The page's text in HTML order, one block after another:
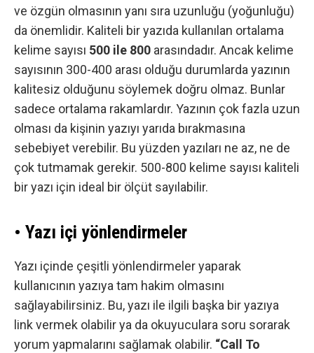
ve özgün olmasının yanı sıra uzunluğu (yoğunluğu)
da önemlidir. Kaliteli bir yazıda kullanılan ortalama
kelime sayısı 500 ile 800 arasındadır. Ancak kelime
sayısının 300-400 arası olduğu durumlarda yazının
kalitesiz olduğunu söylemek doğru olmaz. Bunlar
sadece ortalama rakamlardır. Yazının çok fazla uzun
olması da kişinin yazıyı yarıda bırakmasına
sebebiyet verebilir. Bu yüzden yazıları ne az, ne de
çok tutmamak gerekir. 500-800 kelime sayısı kaliteli
bir yazı için ideal bir ölçüt sayılabilir.
• Yazı içi yönlendirmeler
Yazı içinde çeşitli yönlendirmeler yaparak
kullanıcının yazıya tam hakim olmasını
sağlayabilirsiniz. Bu, yazı ile ilgili başka bir yazıya
link vermek olabilir ya da okuyuculara soru sorarak
yorum yapmalarını sağlamak olabilir. “Call To